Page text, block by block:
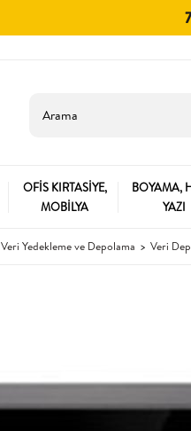
OFİS KIRTASİYE,
MOBİLYA
BOYAMA,
YAZI
Veri Yedekleme ve Depolama Veri